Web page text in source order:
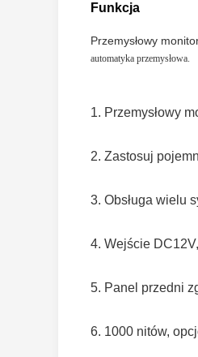
Funkcja
Przemysłowy
automatyka przemysłowa.
1. Przemysłowy
2. Zastosuj
3. Obsługa wielu
4. Wejście
5. Panel przedni
6. 1000 nitów,